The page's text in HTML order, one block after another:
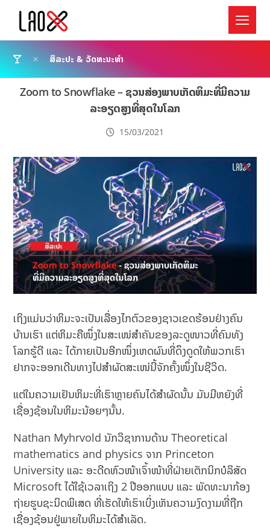
ສິລະປະ & ວັດທະນະທຳ
Zoom to Snowflake – ຊວນສ່ອງພາບເກັດຫິມະທີ່ມີຄວາມ
ລະອຽດສູງທີ່ສຸດໃນໂລກ
15/03/2021
ເຖິງແມ່ນວ່າຫິມະຈະເປັນເລື່ອງໄກຕົວຂອງຊາວເຂດຮ້ອນຢ່າງຄົນ
ບ້ານເຮົາ ແຕ່ຫິມະຄືໜຶ່ງໃນສະເໜ່ສຳຄັນຂອງລະດູໜາວທີ່ຄົນທັງ
ໂລກຮູ້ດີ ແລະ ໄດ້ກາຍເປັນອີກໜຶ່ງເຫດຜົນທີ່ດຶງດູດໃຫ້ພວກເຮົາ
ຢາກຈະອອກເດີນທາງໄປສຳຜັດສະເໜ່ນີ້ຈັກຄັ້ງໜຶ່ງໃນຊີວິດ.
ແຕ່ໃນຄວາມເຢັນຫິມະທີ່ເຮົາຫຼາຍຄົນໄດ້ສຳຜັດນັ້ນ ມັນມີຫຍັງທີ່
ເຊື່ອງຊ້ອນໃນຫິມະນ້ອຍໆນັ້ນ.
Nathan Myhrvold ນັກວິຊາການດ້ານ Theoretical
mathematics and physics ຈາກ Princeton
University ແລະ ອະດີດຫົວໜ້າເຈົ້າໜ້າທີ່ຝ່າຍເຕັກນິກບໍລິສັດ
Microsoft ໄດ້ໃຊ້ເວລາເຖິງ 2 ປີອອກແບບ ແລະ ພັດທະນາກ້ອງ
ຖ່າຍຮູບຊະນິດພິເສດ ທີ່ເຮັດໃຫ້ເຮົາເບິ່ງເຫັນຄວາມງົດງາມທີ່ຖືກ
ເຊື່ອງຊ້ອນຢູ່ພາຍໃນຫິມະໄດ້ສຳເລັດ.